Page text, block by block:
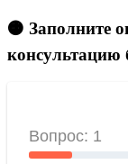
🟠 Заполните
консультацию